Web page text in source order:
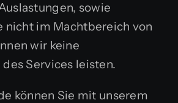
sowie
nicht im Machtbereich von
wir keine
Services leisten.
können Sie mit unserem